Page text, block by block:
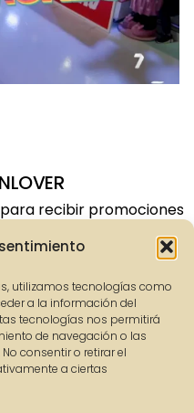
utilizamos tecnologías como
a la información del
tecnologías nos permitirá
de navegación o las
consentir o retirar el
a ciertas
recibir promociones
nuestras novedades.